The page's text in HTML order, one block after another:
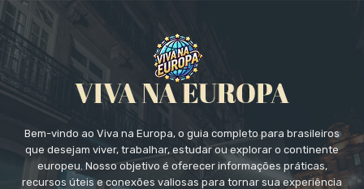
Bem-vindo ao Viva na Europa, o guia completo para brasileiros
que desejam viver, trabalhar, estudar ou explorar o continente
europeu. Nosso objetivo é oferecer informações práticas,
recursos úteis e conexões valiosas para tornar sua experiência